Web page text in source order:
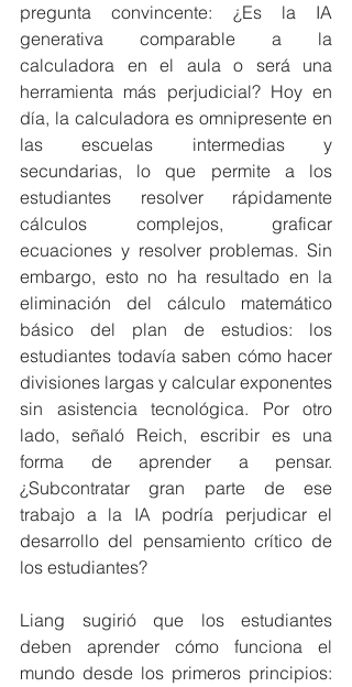
pregunta convincente: ¿Es la IA
generativa comparable a la
calculadora en el aula o será una
herramienta más perjudicial? Hoy en
día, la calculadora es omnipresente en
las escuelas intermedias y
secundarias, lo que permite a los
estudiantes resolver rápidamente
cálculos complejos, graficar
ecuaciones y resolver problemas. Sin
embargo, esto no ha resultado en la
eliminación del cálculo matemático
básico del plan de estudios: los
estudiantes todavía saben cómo hacer
divisiones largas y calcular exponentes
sin asistencia tecnológica. Por otro
lado, señaló Reich, escribir es una
forma de aprender a pensar.
¿Subcontratar gran parte de ese
trabajo a la IA podría perjudicar el
desarrollo del pensamiento crítico de
los estudiantes?
Liang sugirió que los estudiantes
deben aprender cómo funciona el
mundo desde los primeros principios: